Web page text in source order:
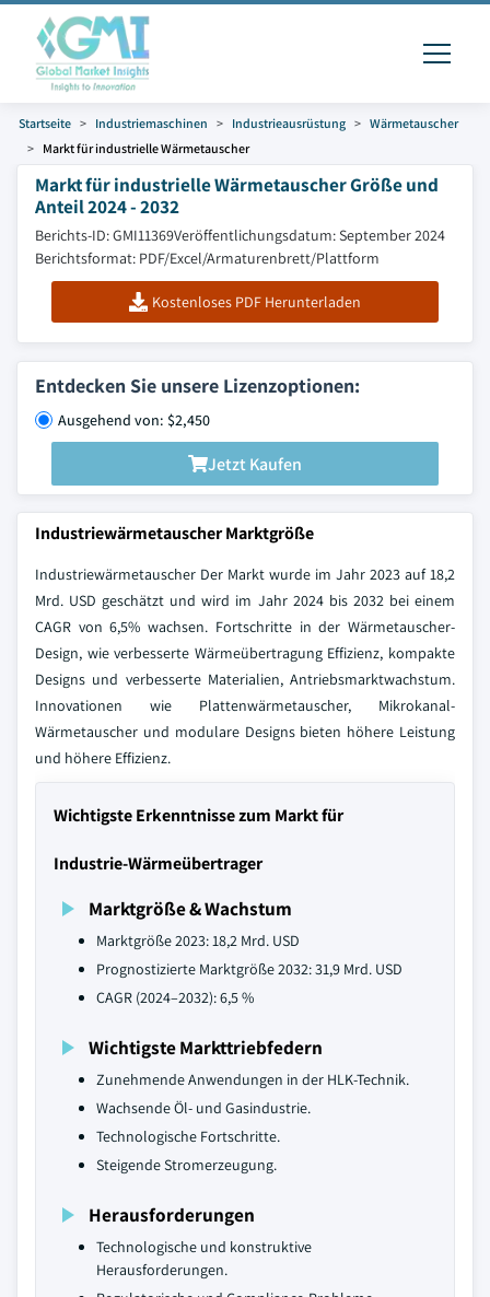
Startseite Industriemaschinen Industrieausrüstung
Wärmetauscher
Markt für industrielle Wärmetauscher
Markt für industrielle Wärmetauscher Größe und
Anteil 2024 - 2032
Berichts-ID: GMI11369Veröffentlichungsdatum: September 2024
Berichtsformat: PDF/Excel/Armaturenbrett/Plattform
Kostenloses PDF Herunterladen
Entdecken Sie unsere Lizenzoptionen:
Ausgehend von: $2,450
Jetzt Kaufen
Industriewärmetauscher Marktgröße
Industriewärmetauscher Der Markt wurde im Jahr 2023 auf 18,2
Mrd. USD geschätzt und wird im Jahr 2024 bis 2032 bei einem
CAGR von 6,5% wachsen. Fortschritte in der Wärmetauscher-
Design, wie verbesserte Wärmeübertragung Effizienz, kompakte
Designs und verbesserte Materialien, Antriebsmarktwachstum.
Innovationen wie Plattenwärmetauscher, Mikrokanal-
Wärmetauscher und modulare Designs bieten höhere Leistung
und höhere Effizienz.
Wichtigste Erkenntnisse zum Markt für
Industrie-Wärmeübertrager
Marktgröße & Wachstum
Marktgröße 2023: 18,2 Mrd. USD
Prognostizierte Marktgröße 2032: 31,9 Mrd. USD
CAGR (2024–2032): 6,5 %
Wichtigste Markttriebfedern
Zunehmende Anwendungen in der HLK-Technik.
Wachsende Öl- und Gasindustrie.
Technologische Fortschritte.
Steigende Stromerzeugung.
Herausforderungen
Technologische und konstruktive
Herausforderungen.